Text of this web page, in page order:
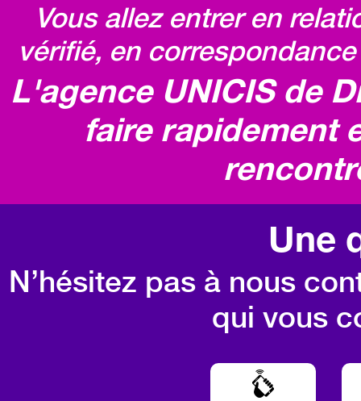
Vous allez entrer en
vérifié, en
L'agence UNICIS de
faire rapidement
Une
N’hésitez pas à nous
qui vous